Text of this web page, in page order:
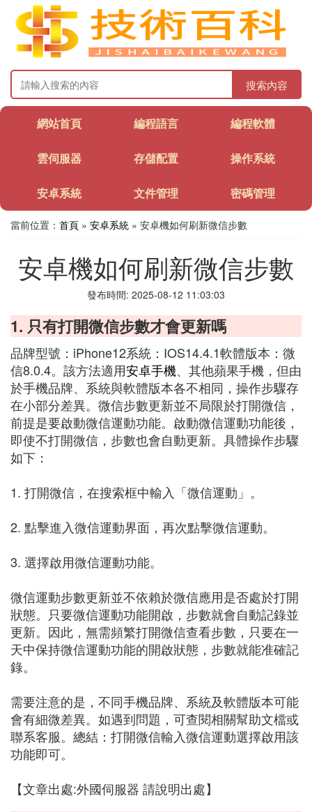
搜索內容
網站首頁 編程語言 編程軟體
雲伺服器 存儲配置 操作系統
安卓系統 文件管理 密碼管理
當前位置： 首頁 » 安卓系統 » 安卓機如何刷新微信步數
安卓機如何刷新微信步數
發布時間: 2025-08-12 11:03:03
1. 只有打開微信步數才會更新嗎
品牌型號：iPhone12系統：IOS14.4.1軟體版本：微
信8.0.4。該方法適用安卓手機、其他蘋果手機，但由
於手機品牌、系統與軟體版本各不相同，操作步驟存
在小部分差異。微信步數更新並不局限於打開微信，
前提是要啟動微信運動功能。啟動微信運動功能後，
即使不打開微信，步數也會自動更新。具體操作步驟
如下：
1. 打開微信，在搜索框中輸入「微信運動」。
2. 點擊進入微信運動界面，再次點擊微信運動。
3. 選擇啟用微信運動功能。
微信運動步數更新並不依賴於微信應用是否處於打開
狀態。只要微信運動功能開啟，步數就會自動記錄並
更新。因此，無需頻繁打開微信查看步數，只要在一
天中保持微信運動功能的開啟狀態，步數就能准確記
錄。
需要注意的是，不同手機品牌、系統及軟體版本可能
會有細微差異。如遇到問題，可查閱相關幫助文檔或
聯系客服。總結：打開微信輸入微信運動選擇啟用該
功能即可。
【文章出處:外國伺服器 請說明出處】